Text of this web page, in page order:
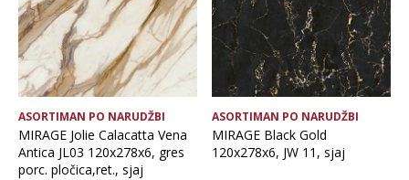
ASORTIMAN PO NARUDŽBI
MIRAGE Jolie Calacatta Vena
Antica JL03 120x278x6, gres
porc. pločica,ret., sjaj
ASORTIMAN PO NARUDŽBI
MIRAGE Black Gold
120x278x6, JW 11, sjaj